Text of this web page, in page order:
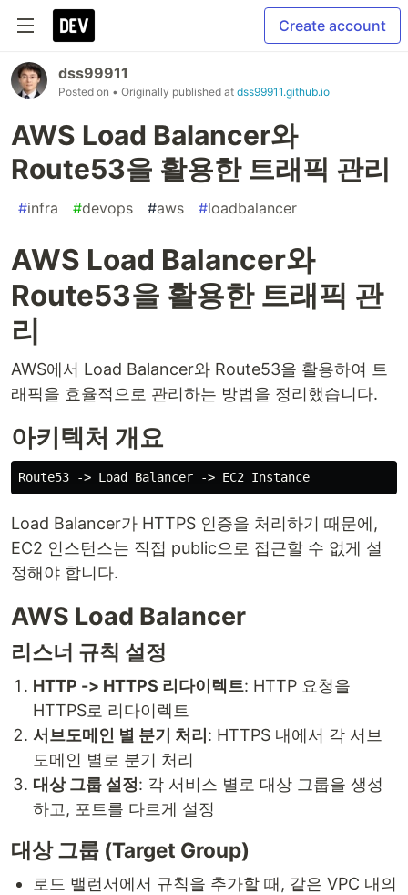
Create account
dss99911
Posted on • Originally published at dss99911.github.io
AWS Load Balancer와
Route53을 활용한 트래픽 관리
#infra #devops #aws #loadbalancer
AWS Load Balancer와
Route53을 활용한 트래픽 관
리
AWS에서 Load Balancer와 Route53을 활용하여 트
래픽을 효율적으로 관리하는 방법을 정리했습니다.
아키텍처 개요
Load Balancer가 HTTPS 인증을 처리하기 때문에,
EC2 인스턴스는 직접 public으로 접근할 수 없게 설
정해야 합니다.
AWS Load Balancer
리스너 규칙 설정
HTTP -> HTTPS 리다이렉트: HTTP 요청을
HTTPS로 리다이렉트
서브도메인 별 분기 처리 : HTTPS 내에서 각 서브
도메인 별로 분기 처리
대상 그룹 설정: 각 서비스 별로 대상 그룹을 생성
하고, 포트를 다르게 설정
대상 그룹 (Target Group)
로드 밸런서에서 규칙을 추가할 때, 같은 VPC 내의